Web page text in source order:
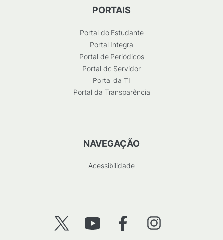
PORTAIS
Portal do Estudante
Portal Integra
Portal de Periódicos
Portal do Servidor
Portal da TI
Portal da Transparência
NAVEGAÇÃO
Acessibilidade